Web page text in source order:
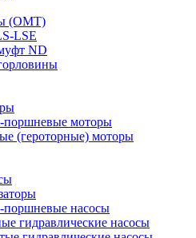
(OMT)
LSE
ND
поршневые моторы
(героторные) моторы
поршневые насосы
гидравлические насосы